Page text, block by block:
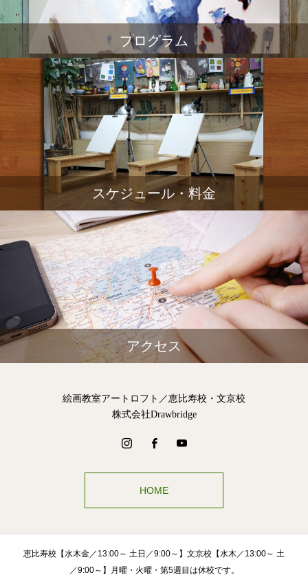
プログラム
スケジュール・料金
アクセス
絵画教室アートロフト／恵比寿校・文京校
株式会社Drawbridge
HOME
恵比寿校【水木金／13:00～ 土日／9:00～】文京校【水木／13:00～ 土
／9:00～】月曜・火曜・第5週目は休校です。